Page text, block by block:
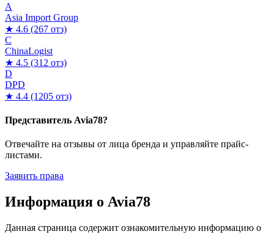
A
Asia Import Group
★ 4.6 (267 отз)
C
ChinaLogist
★ 4.5 (312 отз)
D
DPD
★ 4.4 (1205 отз)
Представитель Avia78?
Отвечайте на отзывы от лица бренда и управляйте прайс-
листами.
Заявить права
Информация о Avia78
Данная страница содержит ознакомительную информацию о